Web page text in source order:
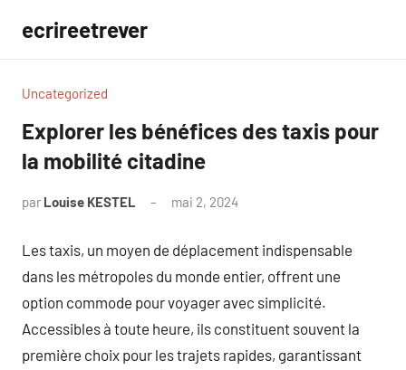
contenu
ecrireetrever
Uncategorized
Explorer les bénéfices des taxis pour
la mobilité citadine
par Louise KESTEL mai 2, 2024
Les taxis, un moyen de déplacement indispensable
dans les métropoles du monde entier, offrent une
option commode pour voyager avec simplicité.
Accessibles à toute heure, ils constituent souvent la
première choix pour les trajets rapides, garantissant